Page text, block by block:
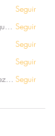
Seguir
Lexander Loaiza Figueroa Seguir
Seguir
Seguir
Alejandro Hernández Renner Seguir